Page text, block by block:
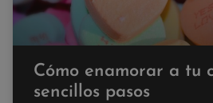
Cómo enamorar a tu
sencillos pasos